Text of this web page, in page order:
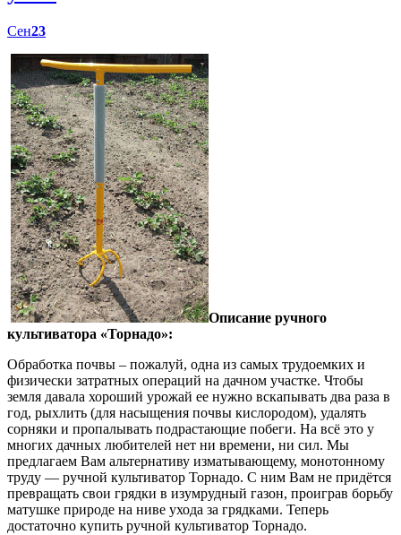
Сен23
Описание ручного
культиватора «Торнадо»:
Обработка почвы – пожалуй, одна из самых трудоемких и
физически затратных операций на дачном участке. Чтобы
земля давала хороший урожай ее нужно вскапывать два раза в
год, рыхлить (для насыщения почвы кислородом), удалять
сорняки и пропалывать подрастающие побеги. На всё это у
многих дачных любителей нет ни времени, ни сил. Мы
предлагаем Вам альтернативу изматывающему, монотонному
труду — ручной культиватор Торнадо. С ним Вам не придётся
превращать свои грядки в изумрудный газон, проиграв борьбу
матушке природе на ниве ухода за грядками. Теперь
достаточно купить ручной культиватор Торнадо.